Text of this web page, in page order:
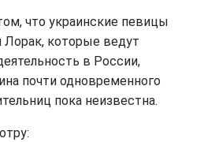
что украинские певицы
Лорак, которые ведут
в России,
почти одновременного
пока неизвестна.